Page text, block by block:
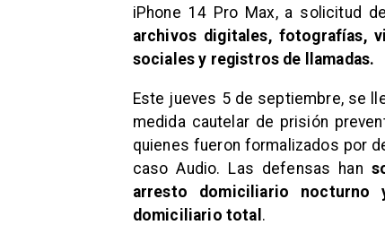
iPhone 14 Pro Max, a solicitud
archivos digitales, fotografías,
sociales y registros de llamadas.
Este jueves 5 de septiembre, se
medida cautelar de prisión
quienes fueron formalizados por
caso Audio. Las defensas han
arresto domiciliario
domiciliario total .